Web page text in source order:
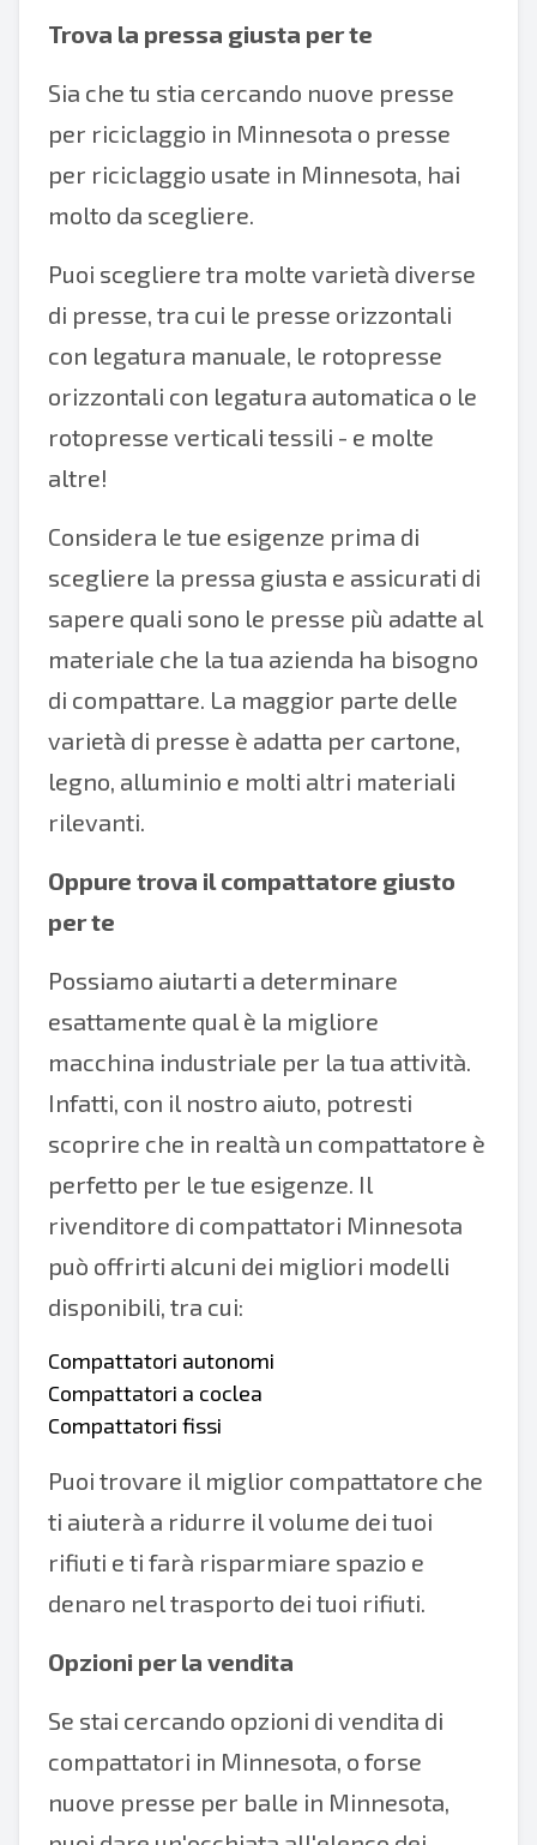
Trova la pressa giusta per te
Sia che tu stia cercando nuove presse
per riciclaggio in Minnesota o presse
per riciclaggio usate in Minnesota, hai
molto da scegliere.
Puoi scegliere tra molte varietà diverse
di presse, tra cui le presse orizzontali
con legatura manuale, le rotopresse
orizzontali con legatura automatica o le
rotopresse verticali tessili - e molte
altre!
Considera le tue esigenze prima di
scegliere la pressa giusta e assicurati di
sapere quali sono le presse più adatte al
materiale che la tua azienda ha bisogno
di compattare. La maggior parte delle
varietà di presse è adatta per cartone,
legno, alluminio e molti altri materiali
rilevanti.
Oppure trova il compattatore giusto
per te
Possiamo aiutarti a determinare
esattamente qual è la migliore
macchina industriale per la tua attività.
Infatti, con il nostro aiuto, potresti
scoprire che in realtà un compattatore è
perfetto per le tue esigenze. Il
rivenditore di compattatori Minnesota
può offrirti alcuni dei migliori modelli
disponibili, tra cui:
Compattatori autonomi
Compattatori a coclea
Compattatori fissi
Puoi trovare il miglior compattatore che
ti aiuterà a ridurre il volume dei tuoi
rifiuti e ti farà risparmiare spazio e
denaro nel trasporto dei tuoi rifiuti.
Opzioni per la vendita
Se stai cercando opzioni di vendita di
compattatori in Minnesota, o forse
nuove presse per balle in Minnesota,